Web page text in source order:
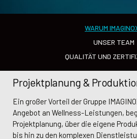
WARUM
UNSER TEAM
QUALITÄT UND
Projektplanung &
Ein großer Vorteil der Gruppe
Angebot an Wellness-Leistungen,
Projektplanung, über die eigene
bis hin zu den komplexen
Management der
Zertifizierung
Das Qualitätszertifikat ISO 9001
Glaubwürdigkeit von Imaginox a.s.